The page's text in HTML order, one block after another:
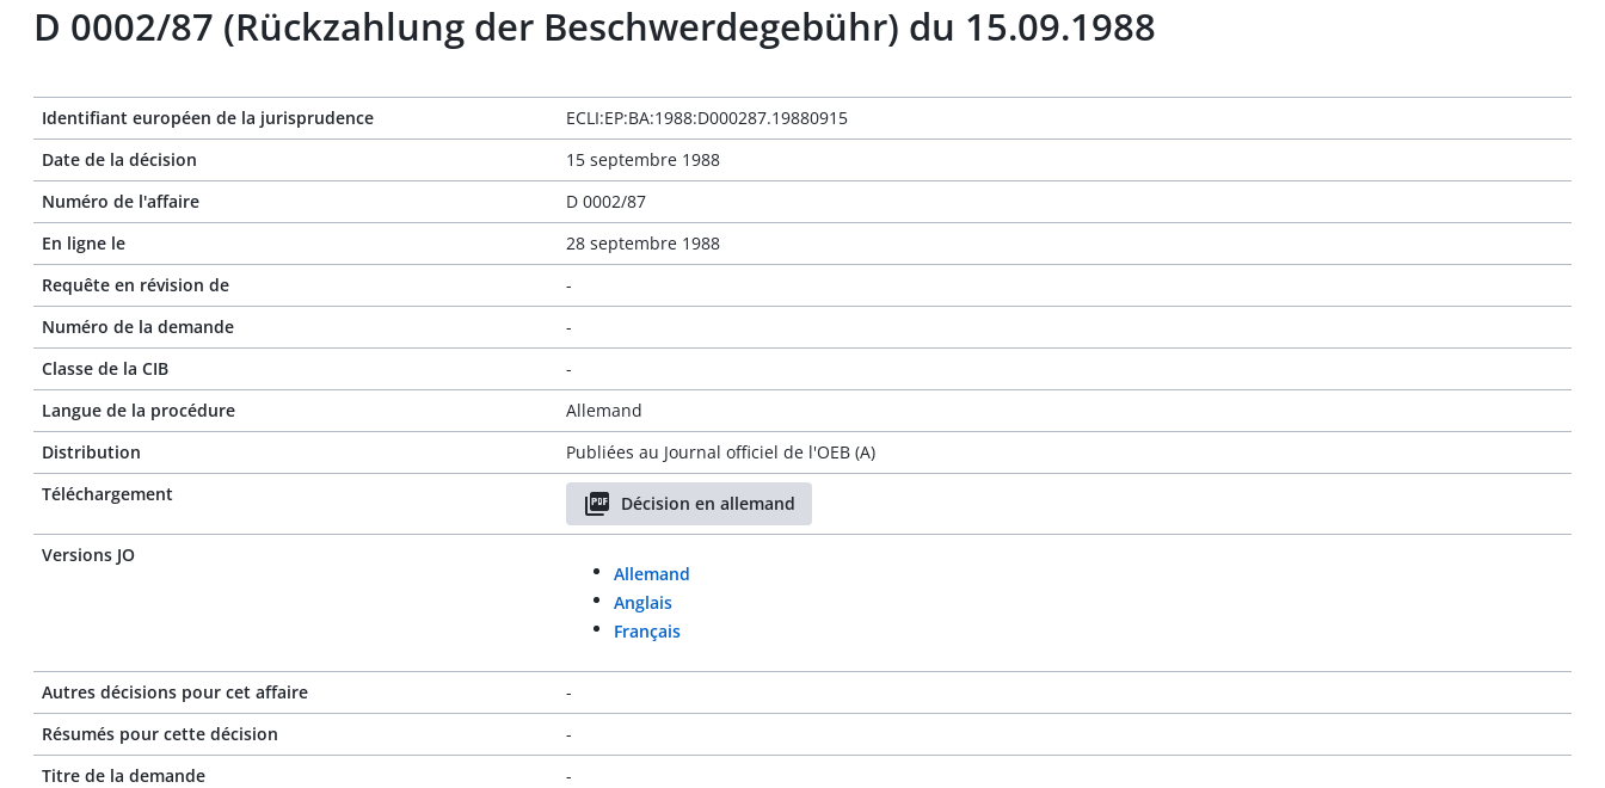
D 0002/87 (Rückzahlung der Beschwerdegebühr) du 15.09.1988
Identifiant européen de la jurisprudence
ECLI:EP:BA:1988:D000287.19880915
Date de la décision
15 septembre 1988
Numéro de l'affaire
D 0002/87
En ligne le
28 septembre 1988
Requête en révision de
-
Numéro de la demande
-
Classe de la CIB
-
Langue de la procédure
Allemand
Distribution
Publiées au Journal officiel de l'OEB (A)
Téléchargement
Décision en allemand
Versions JO
Allemand
Anglais
Français
Autres décisions pour cet affaire
-
Résumés pour cette décision
-
Titre de la demande
-